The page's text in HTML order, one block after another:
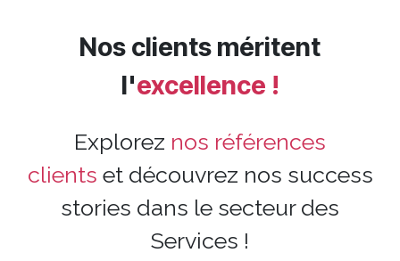
Nos clients méritent
l'excellence !
Explorez nos références
clients et découvrez nos success
stories dans le secteur des
Services !